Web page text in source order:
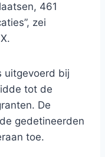
461
zei
uitgevoerd bij
tot de
De
gedetineerden
toe.